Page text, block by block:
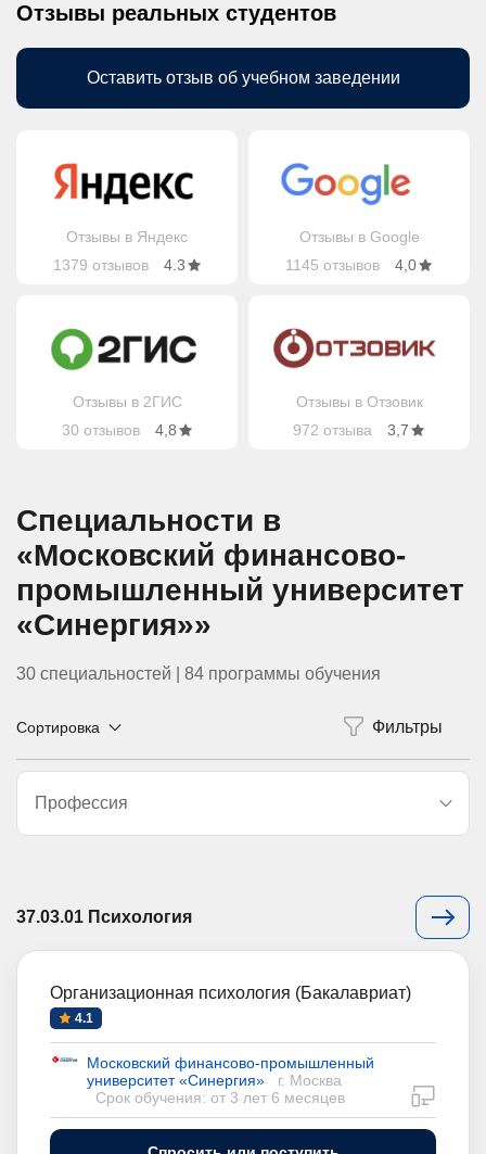
Отзывы реальных студентов
Оставить отзыв об учебном заведении
Отзывы в Яндекс
1379 отзывов
4.3
Отзывы в Google
1145 отзывов
4,0
Отзывы в 2ГИС
30 отзывов
4,8
Отзывы в Отзовик
972 отзыва
3,7
Специальности в
«Московский финансово-
промышленный университет
«Синергия»»
30 специальностей | 84 программы обучения
Профессия
Сортировка
37.03.01 Психология
Организационная психология (Бакалавриат)
4.1
Московский финансово-промышленный
университет «Синергия»
г. Москва
Срок обучения: от 3 лет 6 месяцев